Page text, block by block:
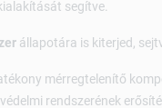
segítve.
állapotára is kiterjed,
mérregtelenítő
rendszerének